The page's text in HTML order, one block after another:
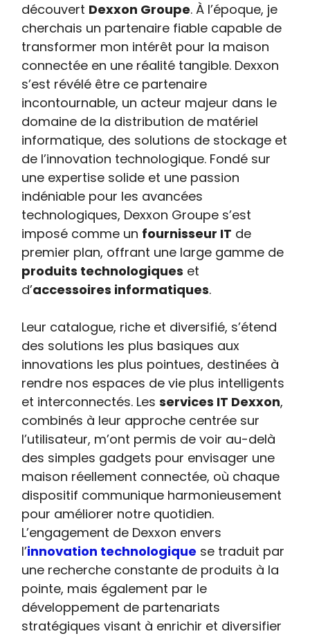
découvert Dexxon Groupe. À l’époque, je
cherchais un partenaire fiable capable de
transformer mon intérêt pour la maison
connectée en une réalité tangible. Dexxon
s’est révélé être ce partenaire
incontournable, un acteur majeur dans le
domaine de la distribution de matériel
informatique, des solutions de stockage et
de l’innovation technologique. Fondé sur
une expertise solide et une passion
indéniable pour les avancées
technologiques, Dexxon Groupe s’est
imposé comme un fournisseur IT de
premier plan, offrant une large gamme de
produits technologiques et
d’accessoires informatiques.
Leur catalogue, riche et diversifié, s’étend
des solutions les plus basiques aux
innovations les plus pointues, destinées à
rendre nos espaces de vie plus intelligents
et interconnectés. Lesservices IT Dexxon,
combinés à leur approche centrée sur
l’utilisateur, m’ont permis de voir au-delà
des simples gadgets pour envisager une
maison réellement connectée, où chaque
dispositif communique harmonieusement
pour améliorer notre quotidien.
L’engagement de Dexxon envers
l’innovation technologique se traduit par
une recherche constante de produits à la
pointe, mais également par le
développement de partenariats
stratégiques visant à enrichir et diversifier